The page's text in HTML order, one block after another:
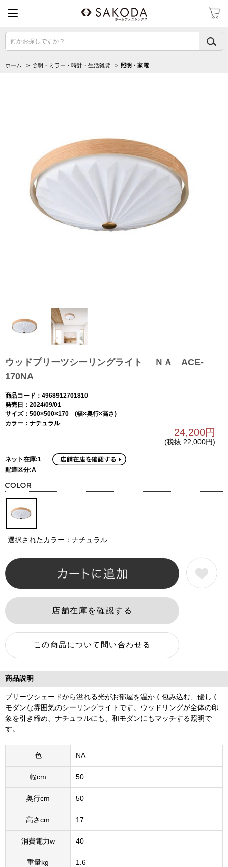
何かお探しですか？
ホーム > 照明・ミラー・時計・生活雑貨 > 照明・家電
ウッドプリーツシーリングライト ＮＡ ACE-
170NA
商品コード：4968912701810
発売日：2024/09/01
サイズ：500×500×170 (幅×奥行×高さ)
カラー：ナチュラル
24,200円
(税抜 22,000円)
ネット在庫:1
配達区分:A
選択されたカラー：ナチュラル
商品説明
プリーツシェードから溢れる光がお部屋を温かく包み込む、優しく
モダンな雰囲気のシーリングライトです。ウッドリングが全体の印
象を引き締め、ナチュラルにも、和モダンにもマッチする照明で
す。
色 NA
幅cm 50
奥行cm 50
高さcm 17
消費電力w 40
重量kg 1.6